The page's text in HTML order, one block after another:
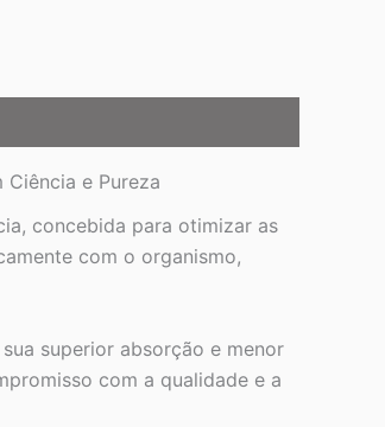
e Pureza
concebida para otimizar as
com o organismo,
superior absorção e menor
com a qualidade e a